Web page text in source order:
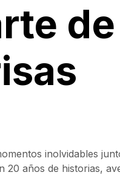
inolvidables
20 años de historias,